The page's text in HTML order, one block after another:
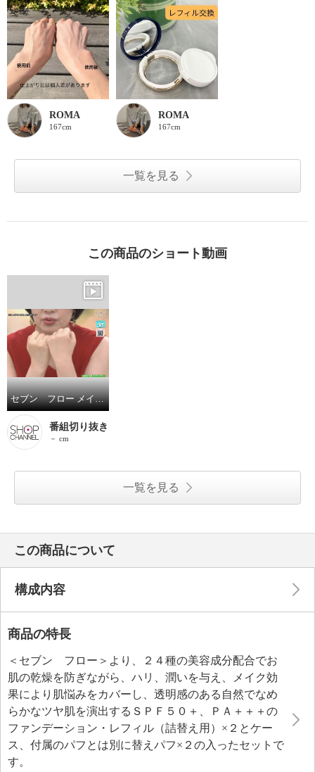
ROMA
167cm
ROMA
167cm
一覧を見る
この商品のショート動画
セブン フロー メイクしながらスキンケア 透明感ある上品ツヤ肌演出 １品１１役！ グロウセラム ファンデーション ２個分特別セット
番組切り抜き
－ cm
一覧を見る
この商品について
構成内容
商品の特長
＜セブン フロー＞より、２４種の美容成分配合でお
肌の乾燥を防ぎながら、ハリ、潤いを与え、メイク効
果により肌悩みをカバーし、透明感のある自然でなめ
らかなツヤ肌を演出するＳＰＦ５０＋、ＰＡ＋＋＋の
ファンデーション・レフィル（詰替え用）×２とケー
ス、付属のパフとは別に替えパフ×２の入ったセットで
す。